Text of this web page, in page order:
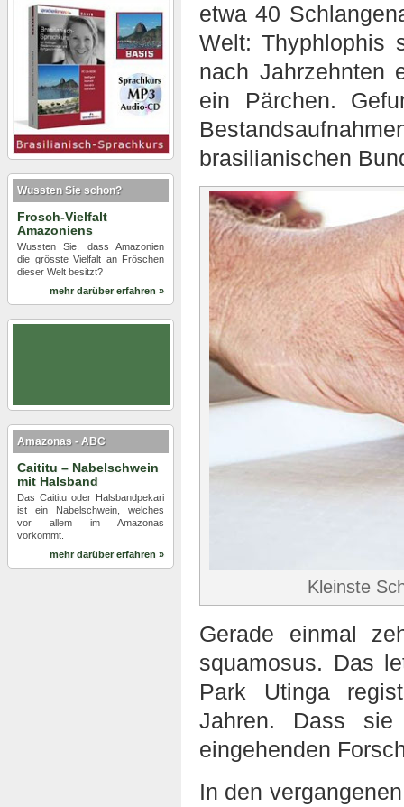
etwa 40
Welt: Thyphlophis
nach Jahrzehnten
ein Pärchen.
brasilianischen
Kleinste
Gerade einmal
squamosus. Das
Park Utinga
Jahren. Dass
eingehenden
In den
Wussten Sie schon?
Frosch-Vielfalt
Amazoniens
Wussten Sie, dass Amazonien
die grösste Vielfalt an Fröschen
dieser Welt besitzt?
mehr darüber erfahren »
Amazonas - ABC
Caititu – Nabelschwein
mit Halsband
Das Caititu oder Halsbandpekari
ist ein Nabelschwein, welches
vor allem im Amazonas
vorkommt.
mehr darüber erfahren »